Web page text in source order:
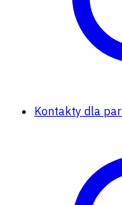
Kontakty dla